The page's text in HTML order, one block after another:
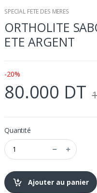
SPECIAL FETE DES MERES
ORTHOLITE
ETE ARGENT
-20%
80.000 DT
Quantité
Ajouter au panier